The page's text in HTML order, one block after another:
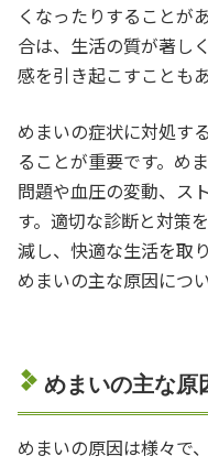
くなったりすることが
合は、生活の質が著し
感を引き起こすこともあ
めまいの症状に対処す
ることが重要です。め
問題や血圧の変動、ス
す。適切な診断と対策
減し、快適な生活を取
めまいの主な原因につ
めまいの主な原
めまいの原因は様々で